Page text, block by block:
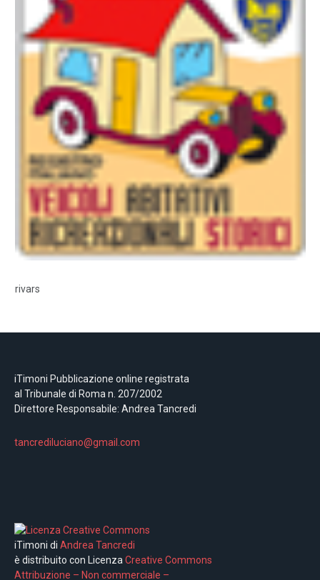
rivars
iTimoni Pubblicazione online registrata
al Tribunale di Roma n. 207/2002
Direttore Responsabile: Andrea Tancredi
tancrediluciano@gmail.com
iTimoni di Andrea Tancredi
è distribuito con LicenzaCreative Commons
Attribuzione – Non commerciale –